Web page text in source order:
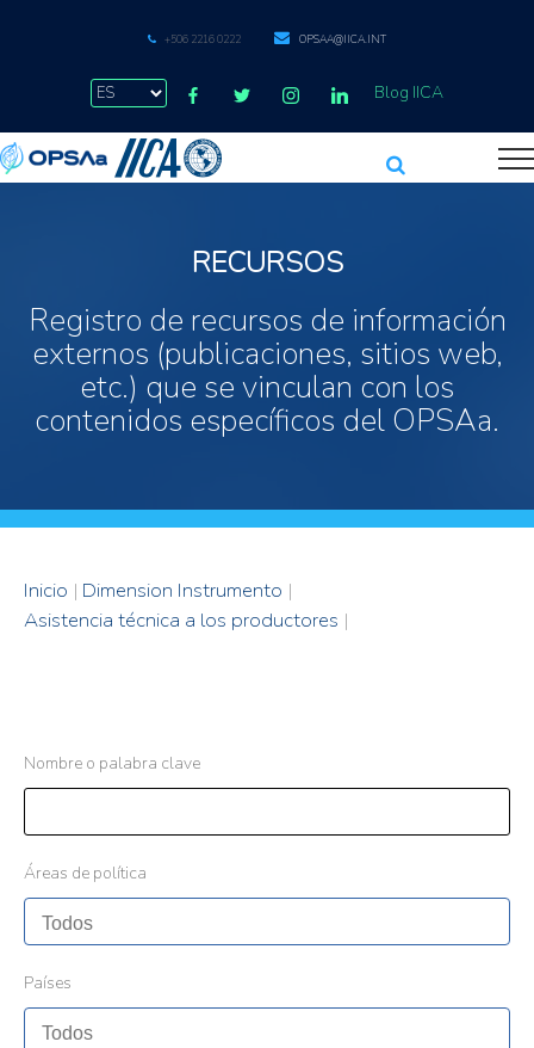
+506 2216 0222 OPSAA@IICA.INT
Blog IICA
RECURSOS
Registro de recursos de información
externos (publicaciones, sitios web,
etc.) que se vinculan con los
contenidos específicos del OPSAa.
Inicio | Dimension Instrumento |
Asistencia técnica a los productores |
Nombre o palabra clave
Áreas de política
Países